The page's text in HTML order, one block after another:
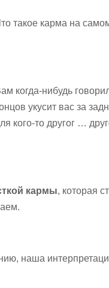
такое карма на
когда-нибудь
укусит вас за
кого-то другог …
кармы, которая
наша